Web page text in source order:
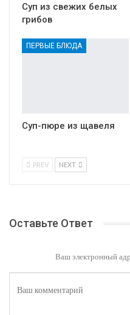
Суп из свежих белых
грибов
ПЕРВЫЕ БЛЮДА
Суп-пюре из щавеля
PREV NEXT
Оставьте Ответ
Ваш электронный